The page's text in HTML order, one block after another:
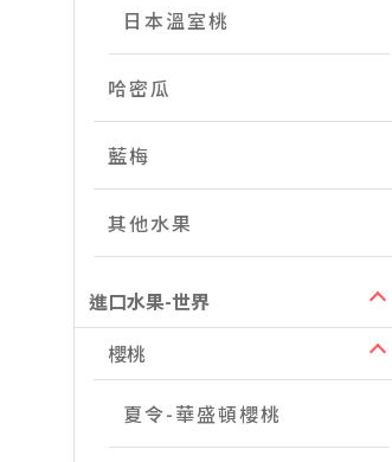
日本溫室桃
哈密瓜
藍梅
其他水果
進口水果-世界
櫻桃
夏令-華盛頓櫻桃